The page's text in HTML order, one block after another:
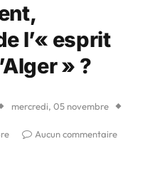
l’« esprit
» ?
mercredi, 05 novembre
Aucun commentaire